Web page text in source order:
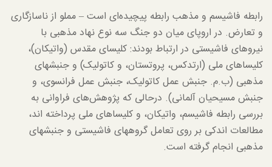
رابطه فاشیسم و مذهب رابطه پیچیده‌ای است – مملو از ناسازگاری
و تعارض. در اروپای میان دو جنگ سه نوع نهاد مذهبی با
نیروهای فاشیستی در ارتباط بودند: کلیسای مقدس (واتیکان)،
کلیساهای ملی (ارتدکس، پروتستان، و کاتولیک) و جنبشهای
مذهبی (ب.م. جنبش عمل کاتولیک، جنبش عمل فرانسوی، و
جنبش مسیحیان آلمانی). درحالی که پژوهش‌های فراوانی به
بررسی رابطه فاشیسم، واتیکان، و کلیساهای ملی پرداخته اند،
مطالعات اندکی بر روی تعامل گروههای فاشیستی و جنبشهای
مذهبی انجام گرفته است.